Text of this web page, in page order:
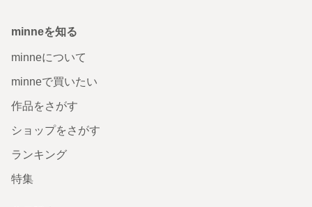
minneを知る
minneについて
minneで買いたい
作品をさがす
ショップをさがす
ランキング
特集